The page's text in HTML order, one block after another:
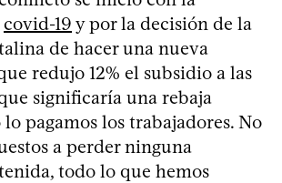
covid-19 y por la decisión de la
de hacer una nueva
redujo 12% el subsidio a las
significaría una rebaja
lo pagamos los trabajadores. No
a perder ninguna
todo lo que hemos